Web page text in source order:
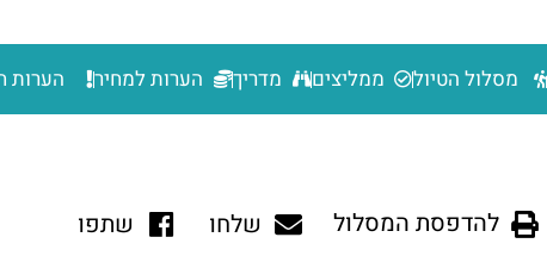
מסלול הטיול ממליצים מדריך הערות למחיר הערות
להדפסת המסלול שלחו שתפו